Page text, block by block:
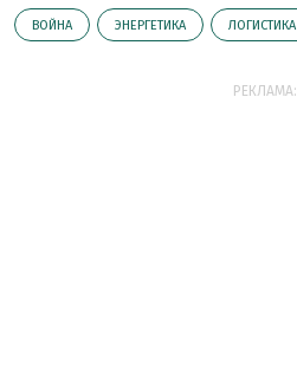
ВОЙНА ЭНЕРГЕТИКА ЛОГИСТИКА
РЕКЛАМА: